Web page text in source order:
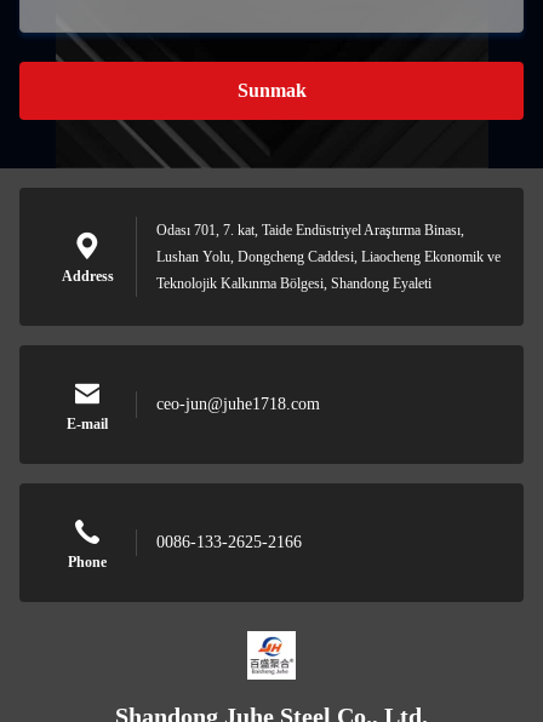
Sunmak
Address
Odası 701, 7. kat, Taide Endüstriyel Araştırma Binası,
Lushan Yolu, Dongcheng Caddesi, Liaocheng Ekonomik ve
Teknolojik Kalkınma Bölgesi, Shandong Eyaleti
E-mail
ceo-jun@juhe1718.com
Phone
0086-133-2625-2166
Shandong Juhe Steel Co., Ltd.